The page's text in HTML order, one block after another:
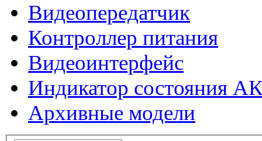
Видеопередатчик
Контроллер питания
Видеоинтерфейс
Индикатор состояния
Архивные модели